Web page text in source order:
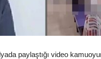
paylaştığı video